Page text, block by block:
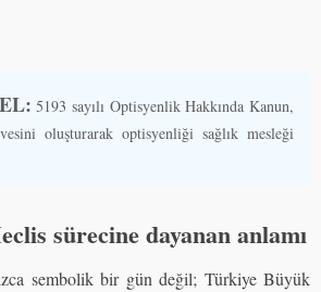
5193 sayılı Optisyenlik Hakkında Kanun,
oluşturarak optisyenliği sağlık mesleği
sürecine dayanan anlamı
sembolik bir gün değil; Türkiye Büyük